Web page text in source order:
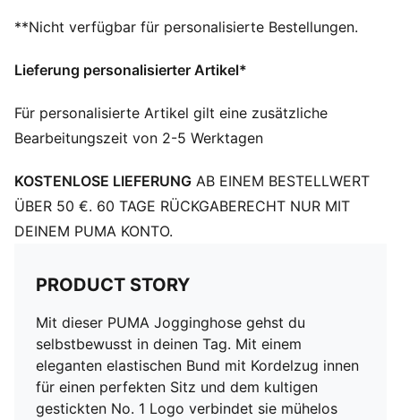
**Nicht verfügbar für personalisierte Bestellungen.
Lieferung personalisierter Artikel*
Für personalisierte Artikel gilt eine zusätzliche
Bearbeitungszeit von 2-5 Werktagen
KOSTENLOSE LIEFERUNG AB EINEM BESTELLWERT
ÜBER 50 €. 60 TAGE RÜCKGABERECHT NUR MIT
DEINEM PUMA KONTO.
PRODUCT STORY
Mit dieser PUMA Jogginghose gehst du
selbstbewusst in deinen Tag. Mit einem
eleganten elastischen Bund mit Kordelzug innen
für einen perfekten Sitz und dem kultigen
gestickten No. 1 Logo verbindet sie mühelos